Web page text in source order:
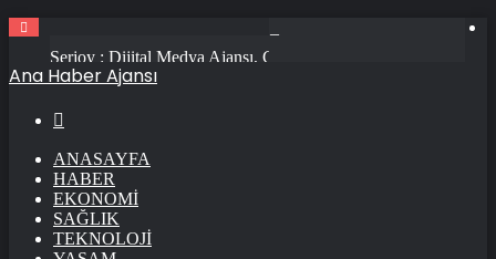
Ana Haber Ajansı
ANASAYFA
HABER
EKONOMI
SAĞLIK
TEKNOLOJI